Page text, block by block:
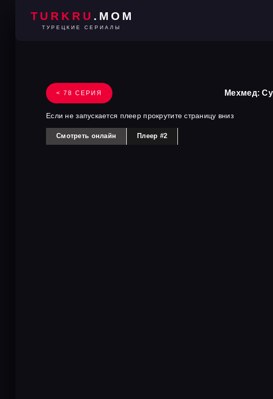
TURKRU .MOM
ТУРЕЦКИЕ СЕРИАЛЫ
< 78 СЕРИЯ Мехмед:
Если не запускается плеер прокрутите страницу вниз
Смотреть онлайн Плеер #2